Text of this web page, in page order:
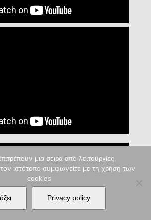
μια σειρά από λειτουργίες,
ιστότοπο συμφωνείτε με τη χρήση των
cookies
Privacy policy